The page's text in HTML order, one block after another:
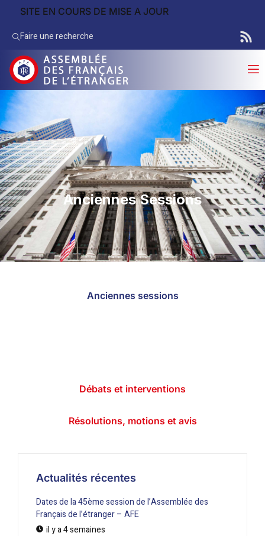
SITE EN COURS DE MISE A JOUR
Faire une recherche
Anciennes Sessions
Anciennes sessions
Débats et interventions
Résolutions, motions et avis
Actualités récentes
Dates de la 45ème session de l’Assemblée des
Français de l’étranger – AFE
il y a 4 semaines